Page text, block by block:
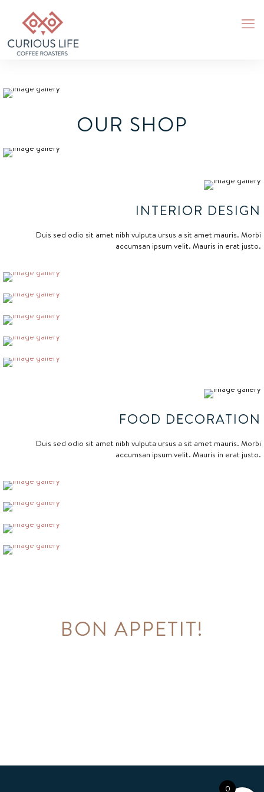
OUR SHOP
INTERIOR DESIGN
Duis sed odio sit amet nibh vulputa ursus a sit amet mauris. Morbi
accumsan ipsum velit. Mauris in erat justo.
FOOD DECORATION
Duis sed odio sit amet nibh vulputa ursus a sit amet mauris. Morbi
accumsan ipsum velit. Mauris in erat justo.
BON APPETIT!
0